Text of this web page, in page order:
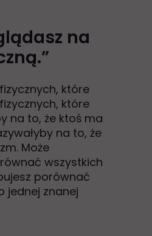
na
które
które
na to, że ktoś ma
na to, że
Może
wszystkich
porównać
jednej znanej